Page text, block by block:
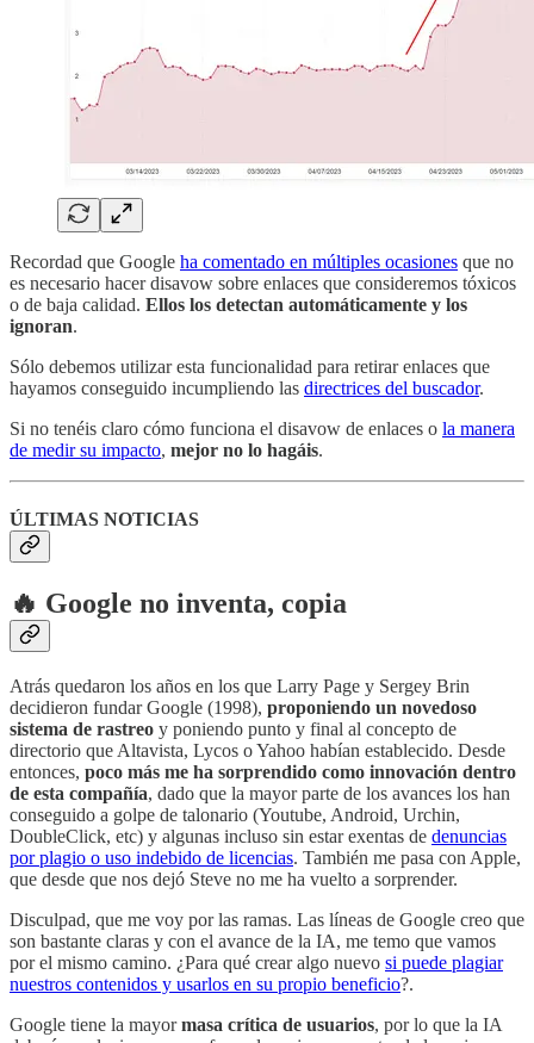
Recordad que Google ha comentado en múltiples ocasiones que no
es necesario hacer disavow sobre enlaces que consideremos tóxicos
o de baja calidad. Ellos los detectan automáticamente y los
ignoran.
Sólo debemos utilizar esta funcionalidad para retirar enlaces que
hayamos conseguido incumpliendo las directrices del buscador.
Si no tenéis claro cómo funciona el disavow de enlaces o la manera
de medir su impacto, mejor no lo hagáis.
ÚLTIMAS NOTICIAS
🔥 Google no inventa, copia
Atrás quedaron los años en los que Larry Page y Sergey Brin
decidieron fundar Google (1998), proponiendo un novedoso
sistema de rastreo y poniendo punto y final al concepto de
directorio que Altavista, Lycos o Yahoo habían establecido. Desde
entonces, poco más me ha sorprendido como innovación dentro
de esta compañía, dado que la mayor parte de los avances los han
conseguido a golpe de talonario (Youtube, Android, Urchin,
DoubleClick, etc) y algunas incluso sin estar exentas de denuncias
por plagio o uso indebido de licencias. También me pasa con Apple,
que desde que nos dejó Steve no me ha vuelto a sorprender.
Disculpad, que me voy por las ramas. Las líneas de Google creo que
son bastante claras y con el avance de la IA, me temo que vamos
por el mismo camino. ¿Para qué crear algo nuevo si puede plagiar
nuestros contenidos y usarlos en su propio beneficio?.
Google tiene la mayormasa crítica de usuarios, por lo que la IA